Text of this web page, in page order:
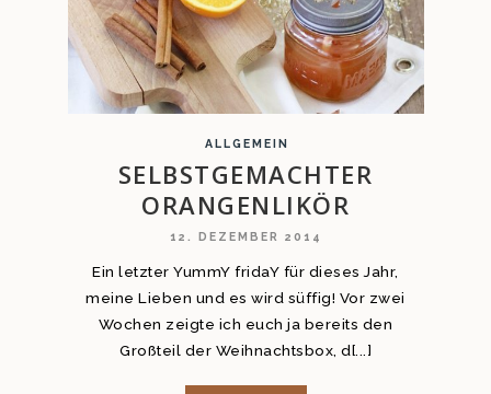
ALLGEMEIN
SELBSTGEMACHTER
ORANGENLIKÖR
12. DEZEMBER 2014
Ein letzter YummY fridaY für dieses Jahr,
meine Lieben und es wird süffig! Vor zwei
Wochen zeigte ich euch ja bereits den
Großteil der Weihnachtsbox, d[...]